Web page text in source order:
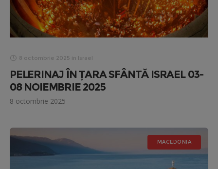
8 octombrie 2025 in Israel
PELERINAJ ÎN ȚARA SFÂNTĂ ISRAEL 03-
08 NOIEMBRIE 2025
8 octombrie 2025
MACEDONIA